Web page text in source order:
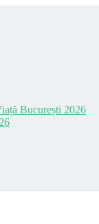
București 2026